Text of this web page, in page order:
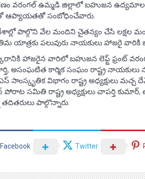
వరంగల్ ఉమ్మడి జిల్లాలో బహుజన
ఆప్యాయతతో సంబోధించేవారు.
పాల్గొని వేల మందిని చైతన్యం చేసి లక్షల
యాత్రకు పలువురు నాయకులు హాజరై వారికి
హాజరైన వారిలో బహుజన లెఫ్ట్ ఫ్రంట్
అసంఘటిత కార్మిక సంఘం రాష్ట్ర నాయకులు
సాంస్కృతిక విభాగం రాష్ట్ర అధ్యక్షులు
పోరాట సమితి రాష్ట్ర అధ్యక్షులు చాపర్తి
తదితరులు పాల్గొన్నారు.
Facebook Twitter